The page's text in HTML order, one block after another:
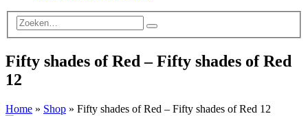
Fifty shades of Red – Fifty shades of Red
12
Home » Shop » Fifty shades of Red – Fifty shades of Red 12